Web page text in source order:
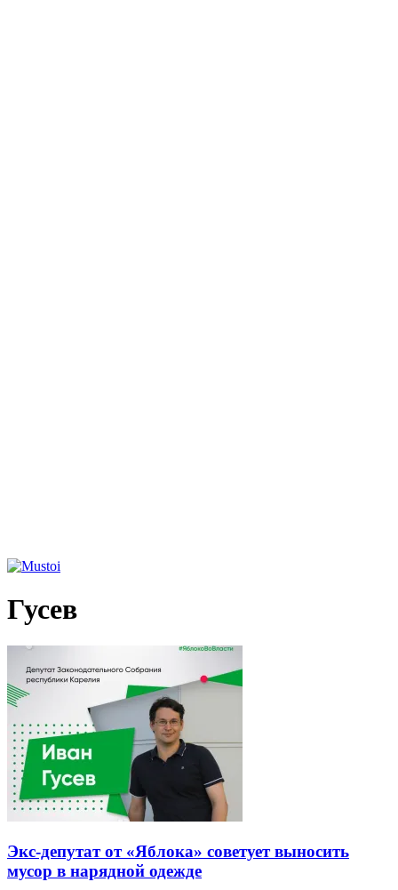
Гусев
Экс-депутат от «Яблока» советует выносить
мусор в нарядной одежде